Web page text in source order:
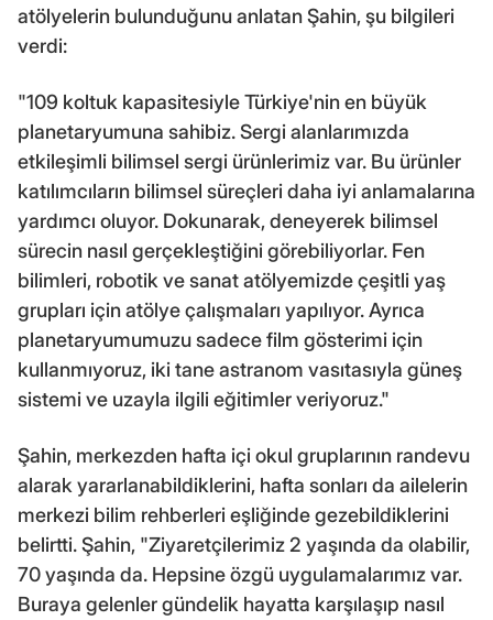
atölyelerin bulunduğunu anlatan Şahin, şu bilgileri
verdi:
"109 koltuk kapasitesiyle Türkiye'nin en büyük
planetaryumuna sahibiz. Sergi alanlarımızda
etkileşimli bilimsel sergi ürünlerimiz var. Bu ürünler
katılımcıların bilimsel süreçleri daha iyi anlamalarına
yardımcı oluyor. Dokunarak, deneyerek bilimsel
sürecin nasıl gerçekleştiğini görebiliyorlar. Fen
bilimleri, robotik ve sanat atölyemizde çeşitli yaş
grupları için atölye çalışmaları yapılıyor. Ayrıca
planetaryumumuzu sadece film gösterimi için
kullanmıyoruz, iki tane astranom vasıtasıyla güneş
sistemi ve uzayla ilgili eğitimler veriyoruz."
Şahin, merkezden hafta içi okul gruplarının randevu
alarak yararlanabildiklerini, hafta sonları da ailelerin
merkezi bilim rehberleri eşliğinde gezebildiklerini
belirtti. Şahin, "Ziyaretçilerimiz 2 yaşında da olabilir,
70 yaşında da. Hepsine özgü uygulamalarımız var.
Buraya gelenler gündelik hayatta karşılaşıp nasıl